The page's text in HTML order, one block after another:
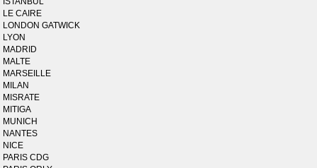
LE CAIRE
LONDON GATWICK
LYON
MADRID
MALTE
MARSEILLE
MILAN
MISRATE
MITIGA
MUNICH
NANTES
NICE
PARIS CDG